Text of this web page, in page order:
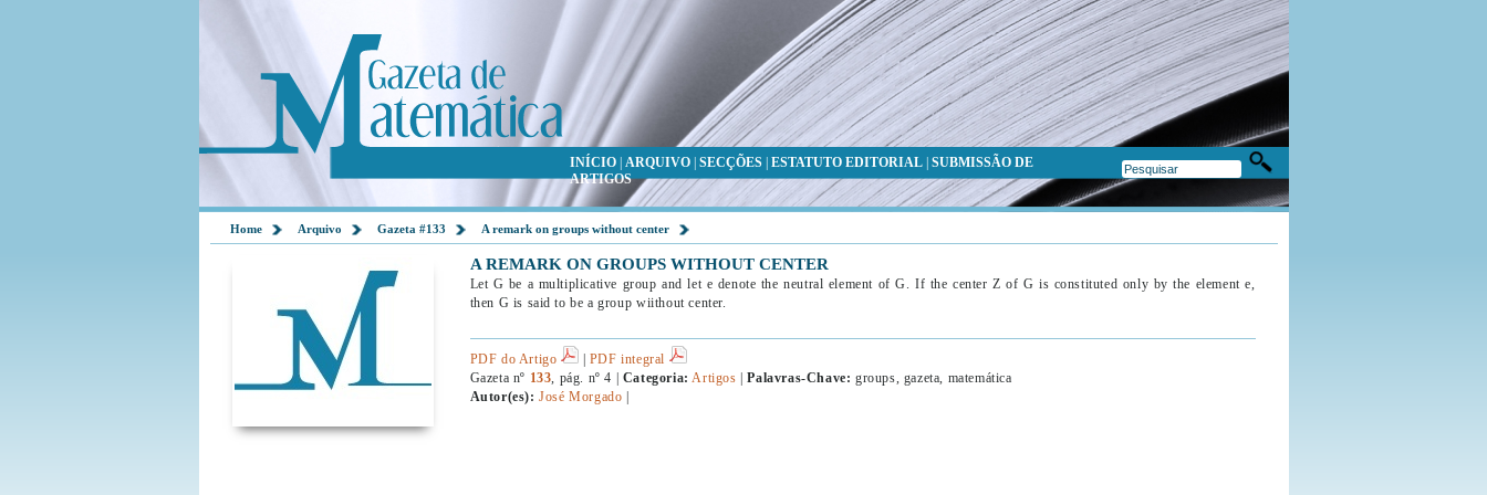
INÍCIO| ARQUIVO| SECÇÕES| ESTATUTO EDITORIAL| SUBMISSÃO DE
ARTIGOS
Home Arquivo Gazeta #133 A remark on groups without center
A REMARK ON GROUPS WITHOUT CENTER
Let G be a multiplicative group and let e denote the neutral element of G. If the center Z of G is constituted only by the element e,
then G is said to be a group wiithout center.
PDF do Artigo | PDF integral
Gazeta nº 133, pág. nº 4 | Categoria: Artigos |Palavras-Chave: groups, gazeta, matemática
Autor(es): José Morgado